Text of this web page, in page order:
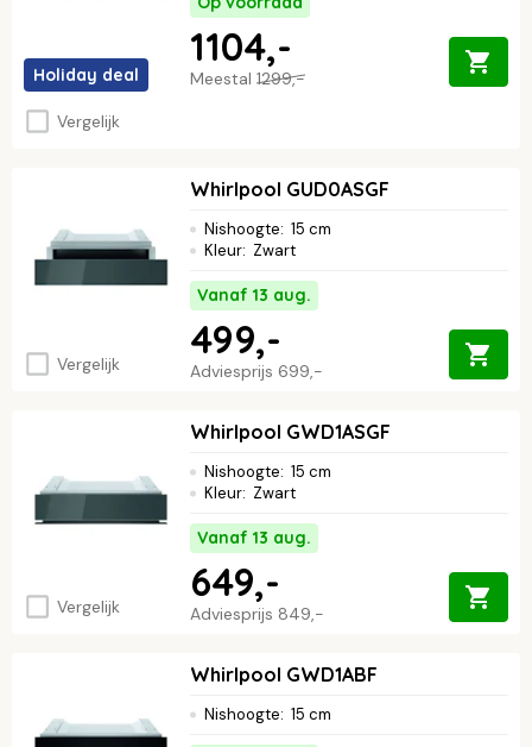
Holiday deal
Vergelijk
Meestal 1299,-
1104,-
Vergelijk
Whirlpool GUD0ASGF
Nishoogte: 15 cm
Kleur: Zwart
Vanaf 13 aug.
Adviesprijs 699,-
499,-
Vergelijk
Whirlpool GWD1ASGF
Nishoogte: 15 cm
Kleur: Zwart
Vanaf 13 aug.
Adviesprijs 849,-
649,-
Whirlpool GWD1ABF
Nishoogte: 15 cm